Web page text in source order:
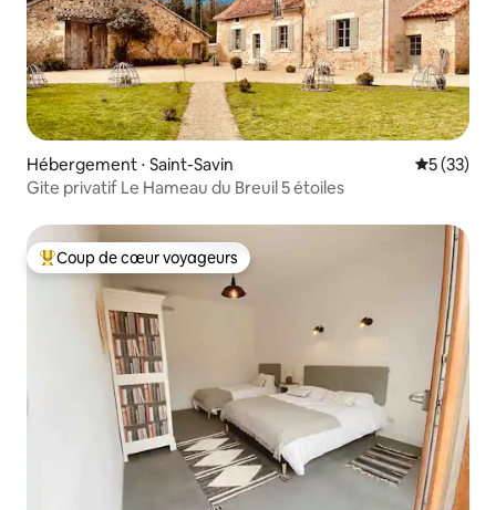
Hébergement ⋅ Saint-Savin
5 (33)
Gite privatif Le Hameau du Breuil 5 étoiles
Coups de cœur voyageurs les plus appréciés
Coup de cœur voyageurs